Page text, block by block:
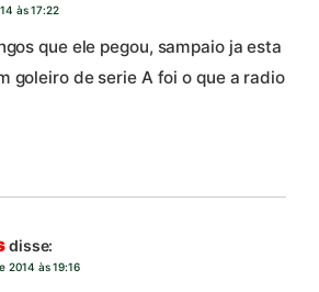
às 17:22
que ele pegou, sampaio ja esta
goleiro de serie A foi o que a radio
disse:
2014 às 19:16